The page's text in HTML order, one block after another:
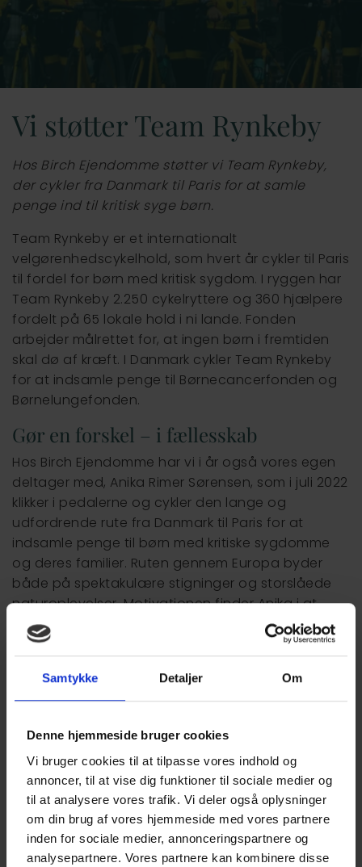
Samtykke Detaljer Om
Denne hjemmeside bruger cookies
Vi bruger cookies til at tilpasse vores indhold og
annoncer, til at vise dig funktioner til sociale medier og
til at analysere vores trafik. Vi deler også oplysninger
om din brug af vores hjemmeside med vores partnere
inden for sociale medier, annonceringspartnere og
analysepartnere. Vores partnere kan kombinere disse
Vi støtter Team Rynkeby
Hos Birch Ejendomme støtter vi Team Rynkeby,
der cykler fra Danmark til Paris for at samle
penge ind til kritisk syge børn.
Team Rynkeby er et internationalt
velgørenhedscykelhold, som hvert år cykler til Paris
til fordel for børn med kritisk sygdom. I ryggen har
Team Rynkeby 2.250 cykelryttere og 360 hjælpere
fordelt på 65 lokale hold i ni lande. Fonden
arbejder målrettet for, at ingen børn i fremtiden
skal dø af kræft. I Danmark cykler Team Rynkeby
for at indsamle penge til Børnecancerfonden og
Børnelungefonden.
Gør en forskel – i fællesskab
Hos Birch Ejendomme har vi i år også vores egen
deltager med, Anika Rimer Sørensen, som i juli 2022
klikker i pedalerne og cykler den lange og
udfordrende rute fra Danmark til Paris for at
indsamle penge til børn med kritiske sygdomme
og deres familier. Ruten gennem Europa byder
både på spektakulære stigninger og storslåede
naturoplevelser. Motivationen finder Anika i at
kunne hjælpe kritisk syge børn og deres familier
samt i det stærke fællesskab, der opstår blandt
”Jeg tilmeldte mig Team Rynkeby, fordi jeg ønsker
børn. At mærke fællesskabet på holdet og vide,
at vi cykler for en vigtig sag, er en kæmpe
motivationsfaktor.”
– Anika Rimer Sørensen, medarbejder hos Birch
Ejendomme
I den gode sags tjeneste